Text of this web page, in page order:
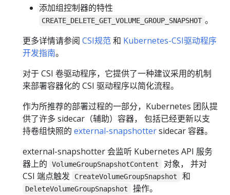
添加组控制器的特性
CREATE_DELETE_GET_VOLUME_GROUP_SNAPSHOT 。
更多详情请参阅 CSI规范和 Kubernetes-CSI驱动程序
开发指南。
对于 CSI 卷驱动程序，它提供了一种建议采用的机制
来部署容器化的 CSI 驱动程序以简化流程。
作为所推荐的部署过程的一部分，Kubernetes 团队提
供了许多 sidecar（辅助）容器， 包括已经更新以支
持卷组快照的 external-snapshottersidecar 容器。
external-snapshotter 会监听 Kubernetes API 服务
器上的
VolumeGroupSnapshotContent
对象， 并对
CSI 端点触发
CreateVolumeGroupSnapshot 和
DeleteVolumeGroupSnapshot 操作。